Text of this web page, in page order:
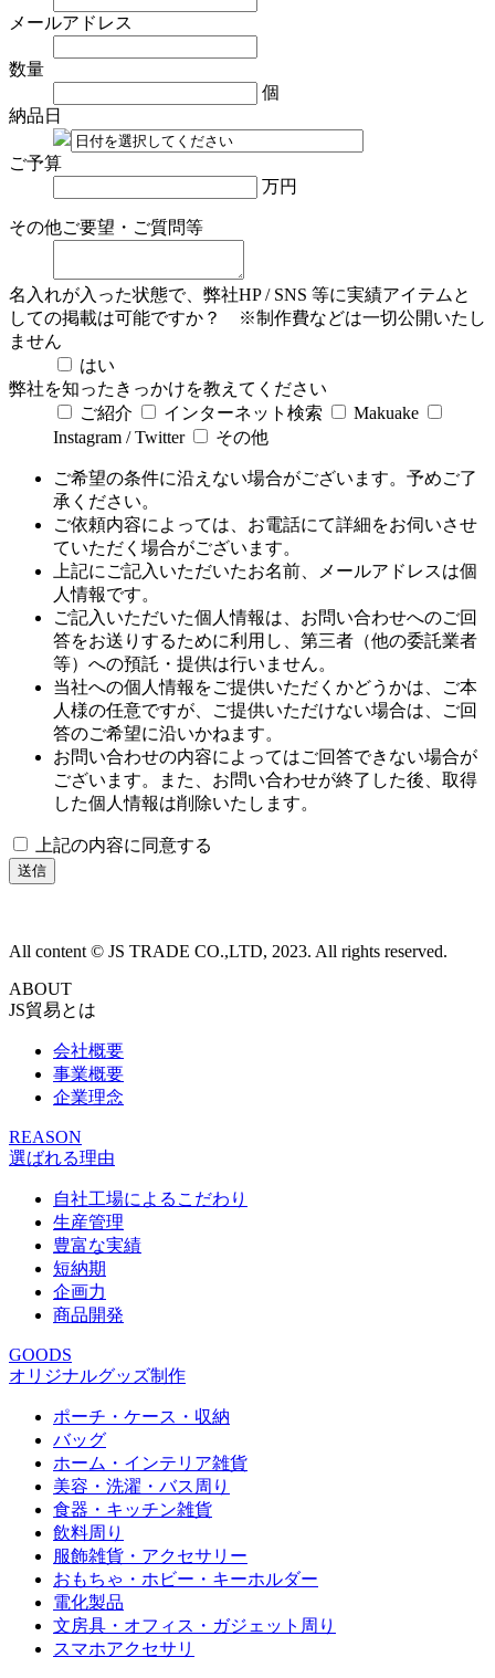
メールアドレス
数量
個
納品日
ご予算
万円
その他ご要望・ご質問等
名入れが入った状態で、弊社HP / SNS 等に実績アイテムと
しての掲載は可能ですか？
※制作費などは一切公開いたし
ません
はい
弊社を知ったきっかけを教えてください
ご紹介
インターネット検索
Makuake
Instagram / Twitter
その他
ご希望の条件に沿えない場合がございます。予めご了
承ください。
ご依頼内容によっては、お電話にて詳細をお伺いさせ
ていただく場合がございます。
上記にご記入いただいたお名前、メールアドレスは個
人情報です。
ご記入いただいた個人情報は、お問い合わせへのご回
答をお送りするために利用し、第三者（他の委託業者
等）への預託・提供は行いません。
当社への個人情報をご提供いただくかどうかは、ご本
人様の任意ですが、ご提供いただけない場合は、ご回
答のご希望に沿いかねます。
お問い合わせの内容によってはご回答できない場合が
ございます。また、お問い合わせが終了した後、取得
した個人情報は削除いたします。
上記の内容に同意する
All content © JS TRADE CO.,LTD, 2023. All rights reserved.
ABOUT
JS貿易とは
会社概要
事業概要
企業理念
REASON
選ばれる理由
自社工場によるこだわり
生産管理
豊富な実績
短納期
企画力
商品開発
GOODS
オリジナルグッズ制作
ポーチ・ケース・収納
バッグ
ホーム・インテリア雑貨
美容・洗濯・バス周り
食器・キッチン雑貨
飲料周り
服飾雑貨・アクセサリー
おもちゃ・ホビー・キーホルダー
電化製品
文房具・オフィス・ガジェット周り
スマホアクセサリ